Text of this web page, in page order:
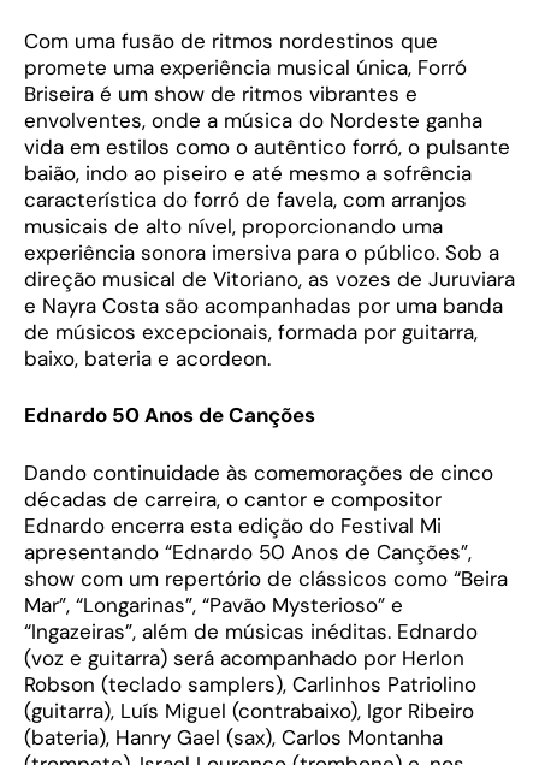
Com uma fusão de ritmos nordestinos que
promete uma experiência musical única, Forró
Briseira é um show de ritmos vibrantes e
envolventes, onde a música do Nordeste ganha
vida em estilos como o autêntico forró, o pulsante
baião, indo ao piseiro e até mesmo a sofrência
característica do forró de favela, com arranjos
musicais de alto nível, proporcionando uma
experiência sonora imersiva para o público. Sob a
direção musical de Vitoriano, as vozes de Juruviara
e Nayra Costa são acompanhadas por uma banda
de músicos excepcionais, formada por guitarra,
baixo, bateria e acordeon.
Ednardo 50 Anos de Canções
Dando continuidade às comemorações de cinco
décadas de carreira, o cantor e compositor
Ednardo encerra esta edição do Festival Mi
apresentando “Ednardo 50 Anos de Canções”,
show com um repertório de clássicos como “Beira
Mar”, “Longarinas”, “Pavão Mysterioso” e
“Ingazeiras”, além de músicas inéditas. Ednardo
(voz e guitarra) será acompanhado por Herlon
Robson (teclado samplers), Carlinhos Patriolino
(guitarra), Luís Miguel (contrabaixo), Igor Ribeiro
(bateria), Hanry Gael (sax), Carlos Montanha